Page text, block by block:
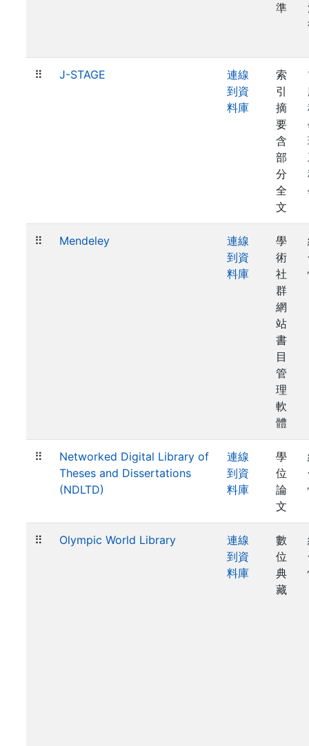
準
⠿ J-STAGE
連線
到資
料庫
索
引
摘
要
含
部
分
全
文
⠿ Mendeley
連線
到資
料庫
學
術
社
群
網
站
書
目
管
理
軟
體
⠿
Networked Digital Library of
Theses and Dissertations
(NDLTD)
連線
到資
料庫
學
位
論
文
⠿ Olympic World Library
連線
到資
料庫
數
位
典
藏